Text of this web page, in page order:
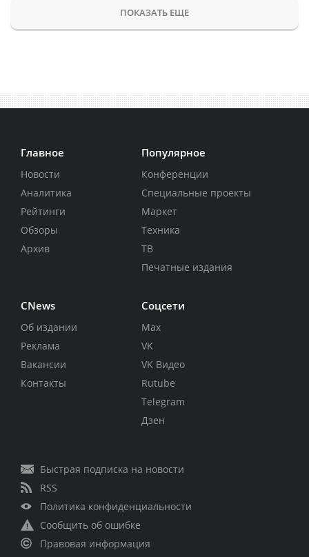
ПОКАЗАТЬ ЕЩЕ
Главное
Новости
Аналитика
Рейтинги
Обзоры
Архив
Популярное
Конференции
Специальные проекты
Маркет
Техника
ТВ
Печатные издания
CNews
Об издании
Реклама
Вакансии
Контакты
Соцсети
Max
VK
VK Видео
Rutube
Telegram
Дзен
Быстрая подписка на новости
RSS
Политика конфиденциальности
Сообщить об ошибке
Правовая информация